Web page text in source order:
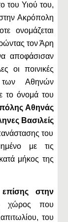
του Υιού του,
Ακρόπολη
ονομάζεται
τον Άρη
αποφάσισαν
οι ποινικές
Αθηνών
το όνομά του
Αθηνάς
Βασιλείς
του
με τις
μήκος της
στην
χώρος που
του